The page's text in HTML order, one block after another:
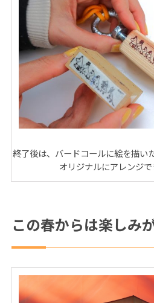
終了後は、バードコールに絵を描い
オリジナルにアレンジで
この春からは楽しみ